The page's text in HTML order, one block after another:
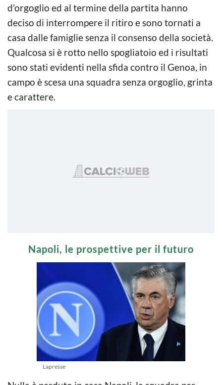
d’orgoglio ed al termine della partita hanno
deciso di interrompere il ritiro e sono tornati a
casa dalle famiglie senza il consenso della società.
Qualcosa si è rotto nello spogliatoio ed i risultati
sono stati evidenti nella sfida contro il Genoa, in
campo è scesa una squadra senza orgoglio, grinta
e carattere.
Napoli, le prospettive per il futuro
Lapresse